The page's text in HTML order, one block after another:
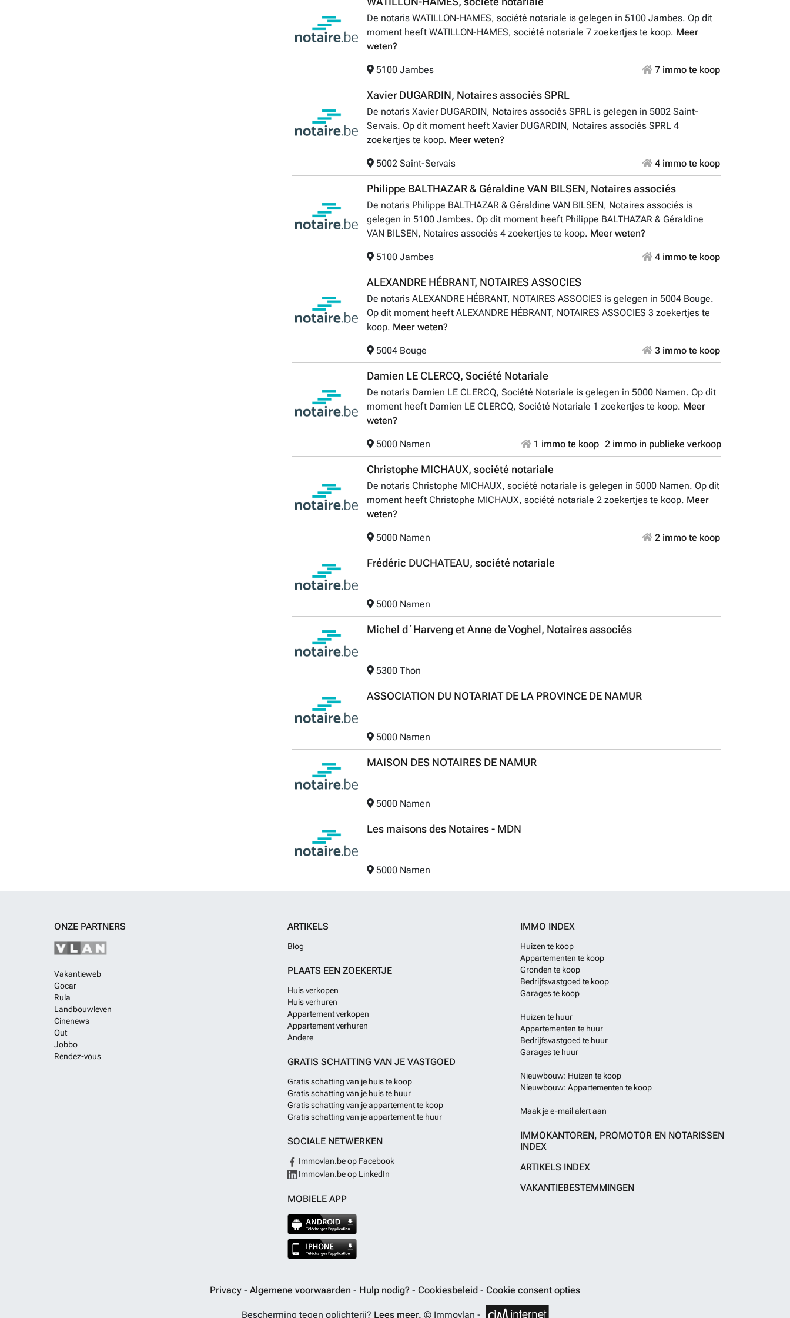
De notaris WATILLON-HAMES, société notariale is gelegen in 5100 Jambes. Op dit
moment heeft WATILLON-HAMES, société notariale 7 zoekertjes te koop. Meer
weten?
5100 Jambes 7 immo te koop
Xavier DUGARDIN, Notaires associés SPRL
De notaris Xavier DUGARDIN, Notaires associés SPRL is gelegen in 5002 Saint-
Servais. Op dit moment heeft Xavier DUGARDIN, Notaires associés SPRL 4
zoekertjes te koop. Meer weten?
5002 Saint-Servais 4 immo te koop
Philippe BALTHAZAR & Géraldine VAN BILSEN, Notaires associés
De notaris Philippe BALTHAZAR & Géraldine VAN BILSEN, Notaires associés is
gelegen in 5100 Jambes. Op dit moment heeft Philippe BALTHAZAR & Géraldine
VAN BILSEN, Notaires associés 4 zoekertjes te koop. Meer weten?
5100 Jambes 4 immo te koop
ALEXANDRE HÉBRANT, NOTAIRES ASSOCIES
De notaris ALEXANDRE HÉBRANT, NOTAIRES ASSOCIES is gelegen in 5004 Bouge.
Op dit moment heeft ALEXANDRE HÉBRANT, NOTAIRES ASSOCIES 3 zoekertjes te
koop. Meer weten?
5004 Bouge 3 immo te koop
Damien LE CLERCQ, Société Notariale
De notaris Damien LE CLERCQ, Société Notariale is gelegen in 5000 Namen. Op dit
moment heeft Damien LE CLERCQ, Société Notariale 1 zoekertjes te koop. Meer
weten?
5000 Namen 1 immo te koop 2 immo in publieke verkoop
Christophe MICHAUX, société notariale
De notaris Christophe MICHAUX, société notariale is gelegen in 5000 Namen. Op dit
moment heeft Christophe MICHAUX, société notariale 2 zoekertjes te koop. Meer
weten?
5000 Namen 2 immo te koop
Frédéric DUCHATEAU, société notariale
5000 Namen
Michel d´Harveng et Anne de Voghel, Notaires associés
5300 Thon
ASSOCIATION DU NOTARIAT DE LA PROVINCE DE NAMUR
5000 Namen
MAISON DES NOTAIRES DE NAMUR
5000 Namen
Les maisons des Notaires - MDN
5000 Namen
ONZE PARTNERS
Vakantieweb
Gocar
Rula
Landbouwleven
Cinenews
Out
Jobbo
Rendez-vous
ARTIKELS
Blog
PLAATS EEN ZOEKERTJE
Huis verkopen
Huis verhuren
Appartement verkopen
Appartement verhuren
Andere
GRATIS SCHATTING VAN JE VASTGOED
Gratis schatting van je huis te koop
Gratis schatting van je huis te huur
Gratis schatting van je appartement te koop
Gratis schatting van je appartement te huur
SOCIALE NETWERKEN
Immovlan.be op Facebook
Immovlan.be op LinkedIn
MOBIELE APP
IMMO INDEX
Huizen te koop
Appartementen te koop
Gronden te koop
Bedrijfsvastgoed te koop
Garages te koop
Huizen te huur
Appartementen te huur
Bedrijfsvastgoed te huur
Garages te huur
Nieuwbouw: Huizen te koop
Nieuwbouw: Appartementen te koop
Maak je e-mail alert aan
IMMOKANTOREN, PROMOTOR EN NOTARISSEN
INDEX
ARTIKELS INDEX
VAKANTIEBESTEMMINGEN
Privacy - Algemene voorwaarden - Hulp nodig? - Cookiesbeleid - Cookie consent opties
Bescherming tegen oplichterij? Lees meer. © Immovlan -